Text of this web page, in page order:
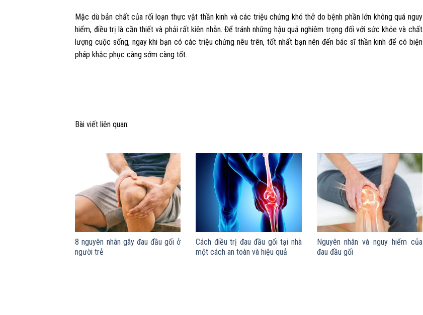
Mặc dù bản chất của rối loạn thực vật thần kinh và các triệu chứng khó thở do bệnh phần lớn không quá nguy
hiểm, điều trị là cần thiết và phải rất kiên nhẫn. Để tránh những hậu quả nghiêm trọng đối với sức khỏe và chất
lượng cuộc sống, ngay khi bạn có các triệu chứng nêu trên, tốt nhất bạn nên đến bác sĩ thần kinh để có biện
pháp khắc phục càng sớm càng tốt.
Bài viết liên quan:
8 nguyên nhân gây đau đầu gối ở
người trẻ
Cách điều trị đau đầu gối tại nhà
một cách an toàn và hiệu quả
Nguyên nhân và nguy hiểm của
đau đầu gối